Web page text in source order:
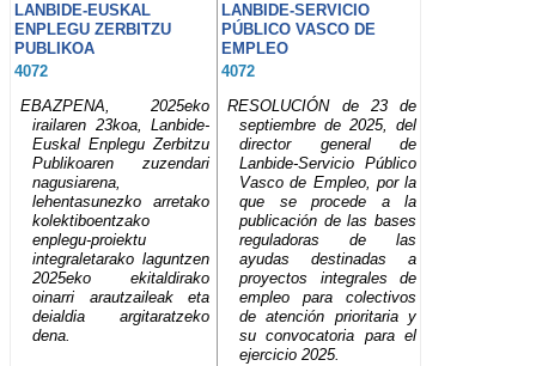
LANBIDE-EUSKAL
ENPLEGU ZERBITZU
PUBLIKOA
LANBIDE-SERVICIO
PÚBLICO VASCO DE
EMPLEO
4072
4072
EBAZPENA, 2025eko
irailaren 23koa, Lanbide-
Euskal Enplegu Zerbitzu
Publikoaren zuzendari
nagusiarena,
lehentasunezko arretako
kolektiboentzako
enplegu-proiektu
integraletarako laguntzen
2025eko ekitaldirako
oinarri arautzaileak eta
deialdia argitaratzeko
dena.
RESOLUCIÓN de 23 de
septiembre de 2025, del
director general de
Lanbide-Servicio Público
Vasco de Empleo, por la
que se procede a la
publicación de las bases
reguladoras de las
ayudas destinadas a
proyectos integrales de
empleo para colectivos
de atención prioritaria y
su convocatoria para el
ejercicio 2025.